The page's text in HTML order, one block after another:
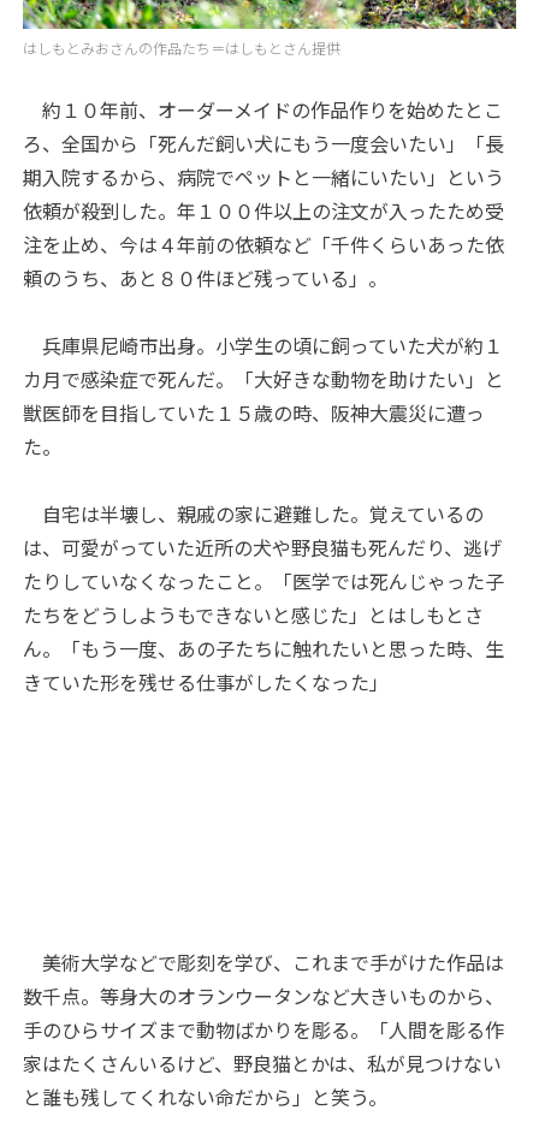
はしもとみおさんの作品たち＝はしもとさん提供
約１０年前、オーダーメイドの作品作りを始めたとこ
ろ、全国から「死んだ飼い犬にもう一度会いたい」「長
期入院するから、病院でペットと一緒にいたい」という
依頼が殺到した。年１００件以上の注文が入ったため受
注を止め、今は４年前の依頼など「千件くらいあった依
頼のうち、あと８０件ほど残っている」。
兵庫県尼崎市出身。小学生の頃に飼っていた犬が約１
カ月で感染症で死んだ。「大好きな動物を助けたい」と
獣医師を目指していた１５歳の時、阪神大震災に遭っ
た。
自宅は半壊し、親戚の家に避難した。覚えているの
は、可愛がっていた近所の犬や野良猫も死んだり、逃げ
たりしていなくなったこと。「医学では死んじゃった子
たちをどうしようもできないと感じた」とはしもとさ
ん。「もう一度、あの子たちに触れたいと思った時、生
きていた形を残せる仕事がしたくなった」
美術大学などで彫刻を学び、これまで手がけた作品は
数千点。等身大のオランウータンなど大きいものから、
手のひらサイズまで動物ばかりを彫る。「人間を彫る作
家はたくさんいるけど、野良猫とかは、私が見つけない
と誰も残してくれない命だから」と笑う。